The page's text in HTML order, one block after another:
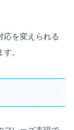
応を変えられる
。